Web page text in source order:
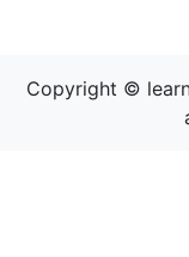
Copyright ©